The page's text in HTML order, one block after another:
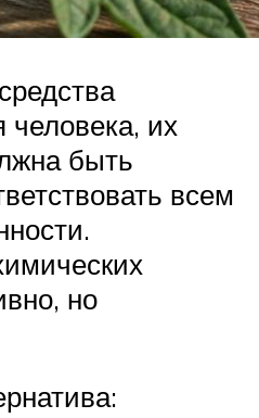
человека, их
быть
всем
но